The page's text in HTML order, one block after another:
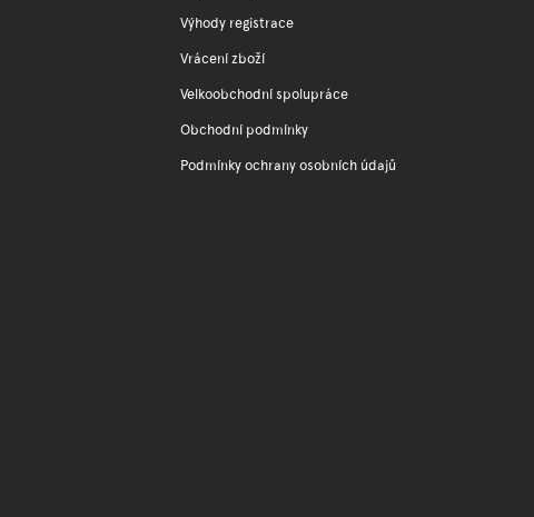
Výhody registrace
Vrácení zboží
Velkoobchodní spolupráce
Obchodní podmínky
Podmínky ochrany osobních údajů